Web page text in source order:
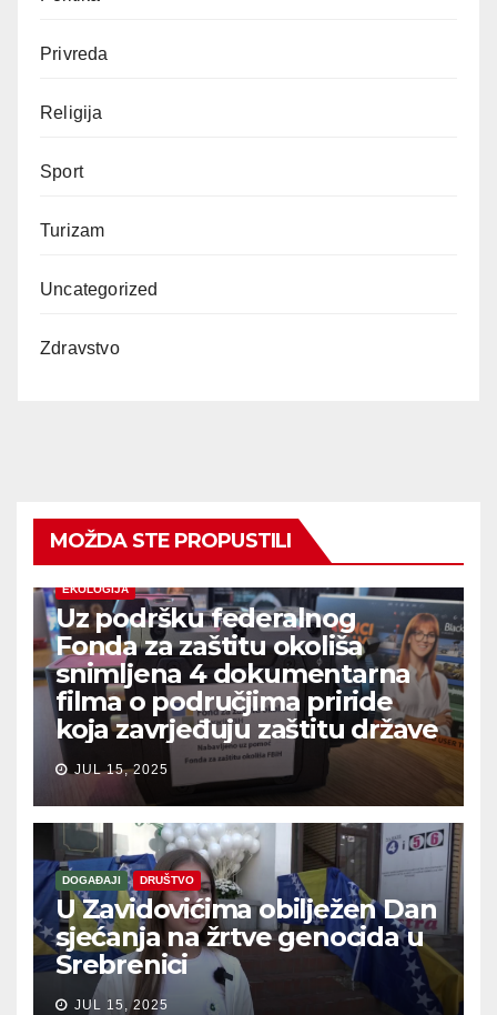
Privreda
Religija
Sport
Turizam
Uncategorized
Zdravstvo
MOŽDA STE PROPUSTILI
EKOLOGIJA
Uz podršku federalnog
Fonda za zaštitu okoliša
snimljena 4 dokumentarna
filma o područjima priride
koja zavrjeđuju zaštitu države
JUL 15, 2025
DOGAĐAJI DRUŠTVO
U Zavidovićima obilježen Dan
sjećanja na žrtve genocida u
Srebrenici
JUL 15, 2025